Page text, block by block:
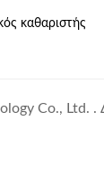
καθαριστής
Co., Ltd. .